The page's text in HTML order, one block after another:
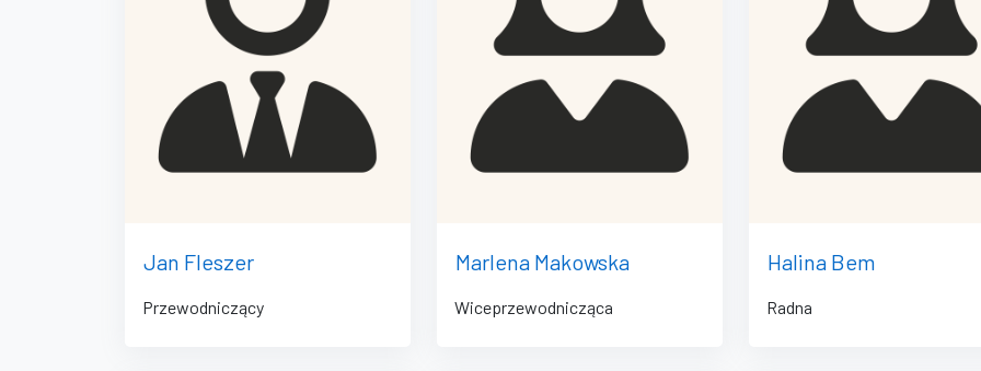
Jan Fleszer
Przewodniczący
Marlena Makowska
Wiceprzewodnicząca
Halina Bem
Radna